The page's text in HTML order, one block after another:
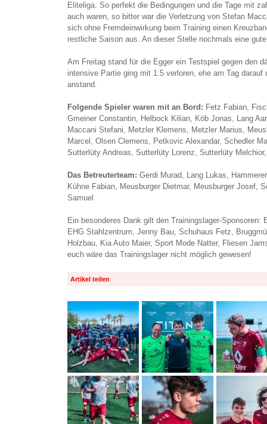
Eliteliga. So perfekt die Bedingungen und die Tage mit
auch waren, so bitter war die Verletzung von Stefan
sich ohne Fremdeinwirkung beim Training einen
restliche Saison aus. An dieser Stelle nochmals eine
Am Freitag stand für die Egger ein Testspiel gegen den
intensive Partie ging mit 1:5 verloren, ehe am Tag darauf
anstand.
Folgende Spieler waren mit an Bord: Fetz Fabian,
Gmeiner Constantin, Helbock Kilian, Köb Jonas, Lang
Maccani Stefani, Metzler Klemens, Metzler Marius,
Marcel, Olsen Clemens, Petkovic Alexandar, Schedler
Sutterlüty Andreas, Sutterlüty Lorenz, Sutterlüty
Das Betreuterteam: Gerdi Murad, Lang Lukas,
Kühne Fabian, Meusburger Dietmar, Meusburger Josef,
Samuel
Ein besonderes Dank gilt den Trainingslager-Sponsoren:
EHG Stahlzentrum, Jenny Bau, Schuhaus Fetz,
Holzbau, Kia Auto Maier, Sport Mode Natter, Fliesen
euch wäre das Trainingslager nicht möglich gewesen!
Artikel teilen